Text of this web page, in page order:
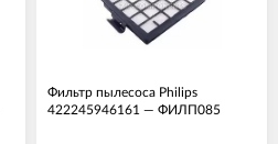
Фильтр пылесоса Philips
422245946161 — ФИЛП085